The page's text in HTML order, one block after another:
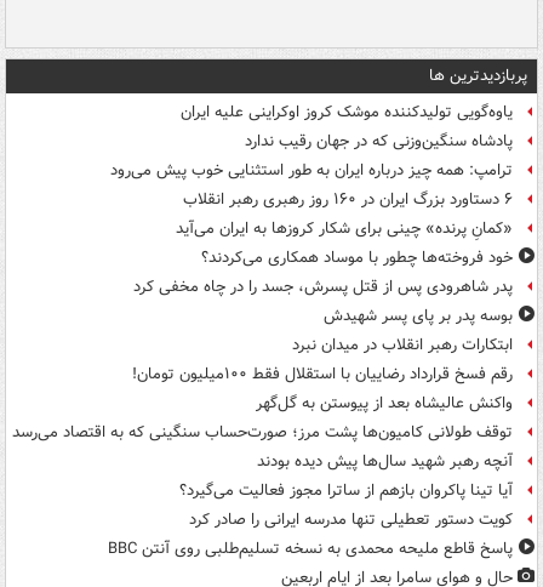
پربازدیدترین ها
یاوه‌گویی تولیدکننده موشک کروز اوکراینی علیه ایران
پادشاه سنگین‌وزنی که در جهان رقیب ندارد
ترامپ: همه چیز درباره ایران به طور استثنایی خوب پیش می‌رود
۶ دستاورد بزرگ ایران در ۱۶۰ روز رهبری رهبر انقلاب
«کمانِ پرنده» چینی برای شکار کروزها به ایران می‌آید
خود فروخته‌ها چطور با موساد همکاری می‌کردند؟
پدر شاهرودی پس از قتل پسرش، جسد را در چاه مخفی کرد
بوسه‌ پدر بر پای پسر شهیدش
ابتکارات رهبر انقلاب در میدان نبرد
رقم فسخ قرارداد رضاییان با استقلال فقط ۱۰۰میلیون تومان!
واکنش عالیشاه بعد از پیوستن به گل‌گهر
توقف طولانی کامیون‌ها پشت مرز؛ صورت‌حساب سنگینی که به اقتصاد می‌رسد
آنچه رهبر شهید سال‌ها پیش دیده بودند
آیا تینا پاکروان بازهم از ساترا مجوز فعالیت می‌گیرد؟
کویت دستور تعطیلی تنها مدرسه ایرانی را صادر کرد
پاسخ قاطع ملیحه محمدی به نسخه تسلیم‌طلبی روی آنتن BBC
حال و هوای سامرا بعد از ایام اربعین